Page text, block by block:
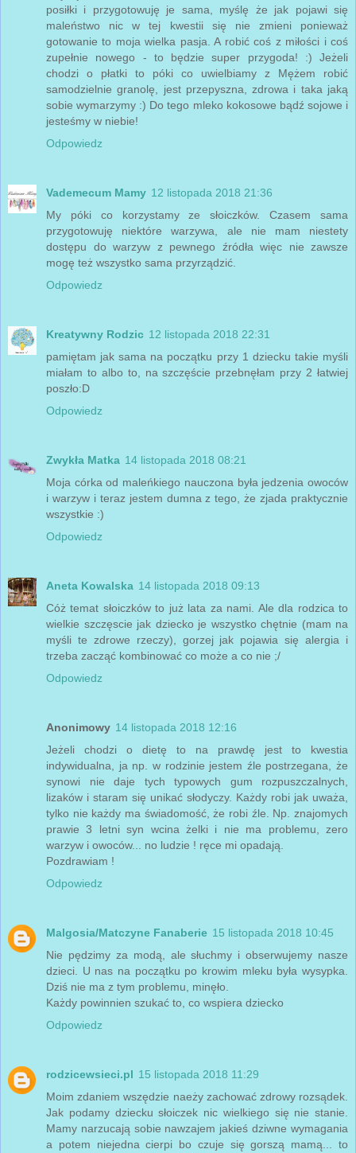
posiłki i przygotowuję je sama, myślę że jak pojawi się
maleństwo nic w tej kwestii się nie zmieni ponieważ
gotowanie to moja wielka pasja. A robić coś z miłości i coś
zupełnie nowego - to będzie super przygoda! :) Jeżeli
chodzi o płatki to póki co uwielbiamy z Mężem robić
samodzielnie granolę, jest przepyszna, zdrowa i taka jaką
sobie wymarzymy :) Do tego mleko kokosowe bądź sojowe i
jesteśmy w niebie!
Odpowiedz
Vademecum Mamy 12 listopada 2018 21:36
My póki co korzystamy ze słoiczków. Czasem sama
przygotowuję niektóre warzywa, ale nie mam niestety
dostępu do warzyw z pewnego źródła więc nie zawsze
mogę też wszystko sama przyrządzić.
Odpowiedz
Kreatywny Rodzic 12 listopada 2018 22:31
pamiętam jak sama na początku przy 1 dziecku takie myśli
miałam to albo to, na szczęście przebnęłam przy 2 łatwiej
poszło:D
Odpowiedz
Zwykła Matka 14 listopada 2018 08:21
Moja córka od maleńkiego nauczona była jedzenia owoców
i warzyw i teraz jestem dumna z tego, że zjada praktycznie
wszystkie :)
Odpowiedz
Aneta Kowalska 14 listopada 2018 09:13
Cóż temat słoiczków to już lata za nami. Ale dla rodzica to
wielkie szczęscie jak dziecko je wszystko chętnie (mam na
myśli te zdrowe rzeczy), gorzej jak pojawia się alergia i
trzeba zacząć kombinować co może a co nie ;/
Odpowiedz
Anonimowy 14 listopada 2018 12:16
Jeżeli chodzi o dietę to na prawdę jest to kwestia
indywidualna, ja np. w rodzinie jestem źle postrzegana, że
synowi nie daje tych typowych gum rozpuszczalnych,
lizaków i staram się unikać słodyczy. Każdy robi jak uważa,
tylko nie każdy ma świadomość, że robi źle. Np. znajomych
prawie 3 letni syn wcina żelki i nie ma problemu, zero
warzyw i owoców... no ludzie ! ręce mi opadają.
Pozdrawiam !
Odpowiedz
Malgosia/Matczyne Fanaberie 15 listopada 2018 10:45
Nie pędzimy za modą, ale słuchmy i obserwujemy nasze
dzieci. U nas na początku po krowim mleku była wysypka.
Dziś nie ma z tym problemu, minęło.
Każdy powinnien szukać to, co wspiera dziecko
Odpowiedz
rodzicewsieci.pl 15 listopada 2018 11:29
Moim zdaniem wszędzie naeży zachować zdrowy rozsądek.
Jak podamy dziecku słoiczek nic wielkiego się nie stanie.
Mamy narzucają sobie nawzajem jakieś dziwne wymagania
a potem niejedna cierpi bo czuje się gorszą mamą... to